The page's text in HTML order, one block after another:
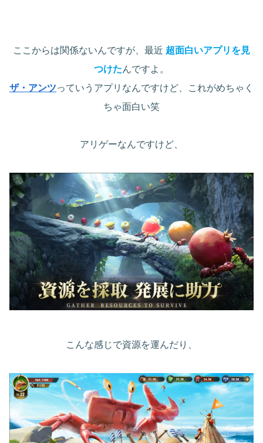
ここからは関係ないんですが、最近 超面白いアプリを見
つけたんですよ。
ザ・アンツっていうアプリなんですけど、これがめちゃく
ちゃ面白い笑
アリゲーなんですけど、
こんな感じで資源を運んだり、